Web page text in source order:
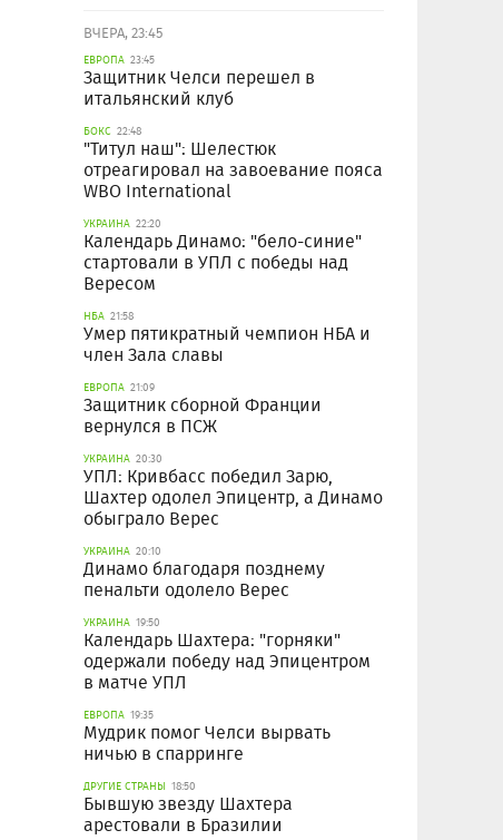
ВЧЕРА, 23:45
ЕВРОПА 23:45
Защитник Челси перешел в
итальянский клуб
БОКС 22:48
"Титул наш": Шелестюк
отреагировал на завоевание пояса
WBO International
УКРАИНА 22:20
Календарь Динамо: "бело-синие"
стартовали в УПЛ с победы над
Вересом
НБА 21:58
Умер пятикратный чемпион НБА и
член Зала славы
ЕВРОПА 21:09
Защитник сборной Франции
вернулся в ПСЖ
УКРАИНА 20:30
УПЛ: Кривбасс победил Зарю,
Шахтер одолел Эпицентр, а Динамо
обыграло Верес
УКРАИНА 20:10
Динамо благодаря позднему
пенальти одолело Верес
УКРАИНА 19:50
Календарь Шахтера: "горняки"
одержали победу над Эпицентром
в матче УПЛ
ЕВРОПА 19:35
Мудрик помог Челси вырвать
ничью в спарринге
ДРУГИЕ СТРАНЫ 18:50
Бывшую звезду Шахтера
арестовали в Бразилии